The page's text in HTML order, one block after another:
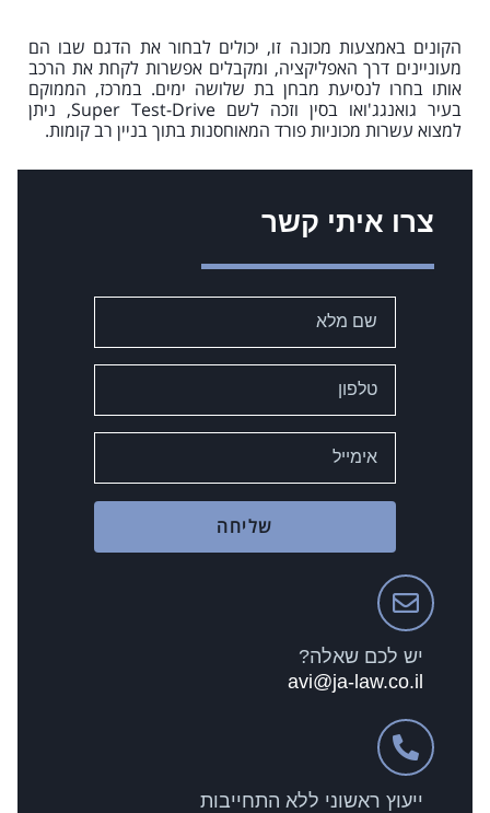
הקונים באמצעות מכונה זו, יכולים לבחור את הדגם שבו הם
מעוניינים דרך האפליקציה, ומקבלים אפשרות לקחת את הרכב
אותו בחרו לנסיעת מבחן בת שלושה ימים. במרכז, הממוקם
בעיר גואנגג'ואו בסין וזכה לשם Super Test-Drive, ניתן
למצוא עשרות מכוניות פורד המאוחסנות בתוך בניין רב קומות.
צרו איתי קשר
שליחה
יש לכם שאלה?
avi@ja-law.co.il
ייעוץ ראשוני ללא התחייבות